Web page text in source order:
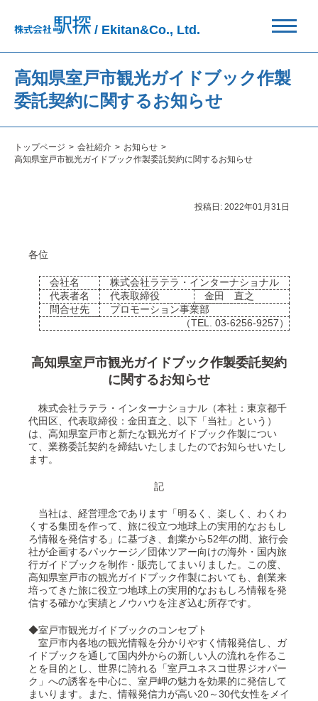
/ Ekitan&Co., Ltd.
高知県室戸市観光ガイドブック作製
委託契約に関するお知らせ
トップページ 会社紹介
お知らせ
高知県室戸市観光ガイドブック作製委託契約に関するお知らせ
投稿日: 2022年01月31日
各位
会社名
株式会社ラテラ・インターナショナル
代表者名
代表取締役
金田 直之
問合せ先
プロモーション事業部
（TEL. 03-6256-9257）
高知県室戸市観光ガイドブック作製委託契約
に関するお知らせ
株式会社ラテラ・インターナショナル（本社：東京都千
代田区、代表取締役：金田直之、以下「当社」という）
は、高知県室戸市と新たな観光ガイドブック作製につい
て、業務委託契約を締結いたしましたのでお知らせいたし
ます。
記
当社は、経営理念であります「明るく、楽しく、わくわ
くする集団を作って、旅に役立つ地球上の実用的なおもし
ろ情報を発信する」に基づき、創業から52年の間、旅行会
社が企画するパッケージ／団体ツアー向けの海外・国内旅
行ガイドブックを制作・販売してまいりました。この度、
高知県室戸市の観光ガイドブック作製においても、創業来
培ってきた旅に役立つ地球上の実用的なおもしろ情報を発
信する確かな実績とノウハウを注ぎ込む所存です。
◆室戸市観光ガイドブックのコンセプト
室戸市内各地の観光情報を分かりやすく情報発信し、ガ
イドブックを通して国内外からの新しい人の流れを作るこ
とを目的とし、世界に誇れる「室戸ユネスコ世界ジオパー
ク」への誘客を中心に、室戸岬の魅力を効果的に発信して
まいります。また、情報発信力が高い20～30代女性をメイ